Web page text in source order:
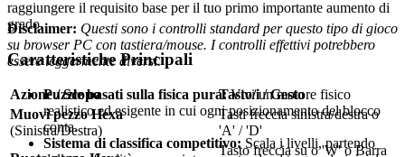
raggiungere il requisito base per il tuo primo importante aumento di
grado.
Caratteristiche Principali
Puzzle basati sulla fisica pura:Vivi un motore fisico
realistico ed esigente in cui ogni posizionamento del blocco
conta.
Sistema di classifica competitivo: Scala i livelli, partendo
Disclaimer: Questi sono i controlli standard per questo tipo di gioco
su browser PC con tastiera/mouse. I controlli effettivi potrebbero
essere leggermente diversi.
Azione / Scopo
Tasto/i / Gesto
Muovi pezzo Hexa
(Sinistra/Destra)
Tasti freccia sinistra/destra o
'A' / 'D'
Tasto freccia su o 'W' o Barra